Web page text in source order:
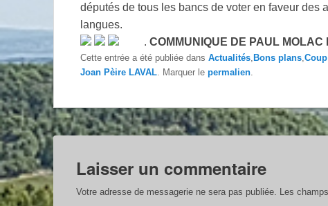
députés de tous les bancs de voter en faveur des
langues.
. COMMUNIQUE DE PAUL MOLAC
Cette entrée a été publiée dans Actualités Bons plans
Joan Pèire LAVAL . Marquer le permalien
Laisser un commentaire
Votre adresse de messagerie ne sera pas publiée. Les